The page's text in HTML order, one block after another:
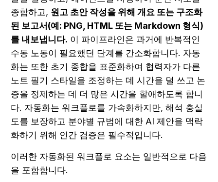
종합하고, 원고 초안 작성을 위해 개요 또는 구조화
된 보고서(예: PNG, HTML 또는 Markdown 형식)
를 내보냅니다. 이 파이프라인은 과거에 반복적인
수동 노동이 필요했던 단계를 간소화합니다. 자동
화는 또한 초기 종합을 표준화하여 협력자가 다른
노트 필기 스타일을 조정하는 데 시간을 덜 쓰고 논
증을 정제하는 데 더 많은 시간을 할애하도록 합니
다. 자동화는 워크플로를 가속화하지만, 해석 충실
도를 보장하고 분야별 규범에 대한 AI 제안을 맥락
화하기 위해 인간 검증은 필수적입니다.
이러한 자동화된 워크플로 요소는 일반적으로 다음
을 포함합니다.